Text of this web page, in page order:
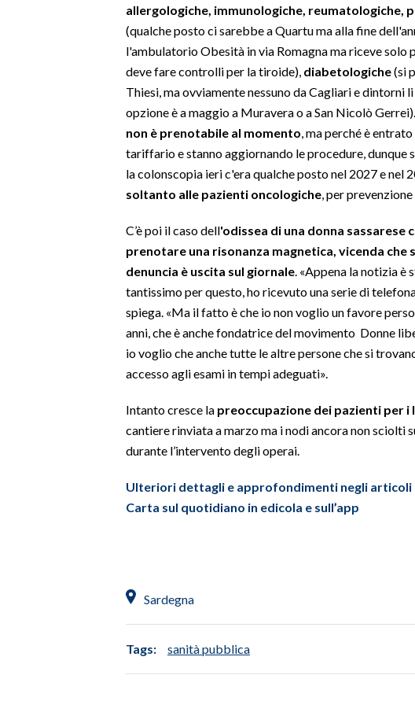
allergologiche, immunologiche, reumatologiche,
(qualche posto ci sarebbe a Quartu ma alla fine
l'ambulatorio Obesità in via Romagna ma riceve solo
deve fare controlli per la tiroide), diabetologiche(si
Thiesi, ma ovviamente nessuno da Cagliari e dintorni
opzione è a maggio a Muravera o a San Nicolò Gerrei).
non è prenotabile al momento, ma perché è
tariffario e stanno aggiornando le procedure, dunque
la colonscopia ieri c'era qualche posto nel 2027 e nel
soltanto alle pazienti oncologiche, per
C’è poi il caso dell'odissea di una donna sassarese
prenotare una risonanza magnetica, vicenda che
denuncia è uscita sul giornale. «Appena la notizia è
tantissimo per questo, ho ricevuto una serie di
spiega. «Ma il fatto è che io non voglio un favore
anni, che è anche fondatrice del movimento Donne
io voglio che anche tutte le altre persone che si
accesso agli esami in tempi adeguati».
Intanto cresce la preoccupazione dei pazienti per i
cantiere rinviata a marzo ma i nodi ancora non sciolti
durante l’intervento degli operai.
Ulteriori dettagli e approfondimenti negli articoli
Carta sul quotidiano in edicola e sull’app
Sardegna
Tags: sanità pubblica